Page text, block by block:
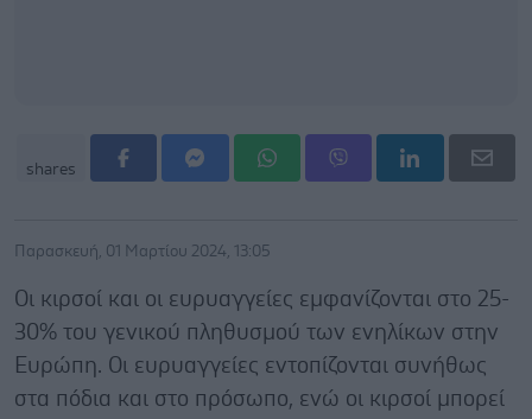
shares
Παρασκευή, 01 Μαρτίου 2024, 13:05
Οι κιρσοί και οι ευρυαγγείες εμφανίζονται στο 25-
30% του γενικού πληθυσμού των ενηλίκων στην
Ευρώπη. Οι ευρυαγγείες εντοπίζονται συνήθως
στα πόδια και στο πρόσωπο, ενώ οι κιρσοί μπορεί